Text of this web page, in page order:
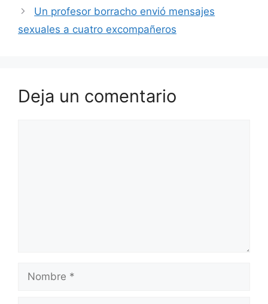
Un profesor borracho envió mensajes
sexuales a cuatro excompañeros
Deja un comentario